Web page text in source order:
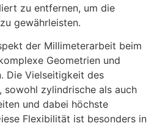
zu entfernen, um die
gewährleisten.
der Millimeterarbeit beim
Geometrien und
Die Vielseitigkeit des
sowohl zylindrische als auch
und dabei höchste
Flexibilität ist besonders in